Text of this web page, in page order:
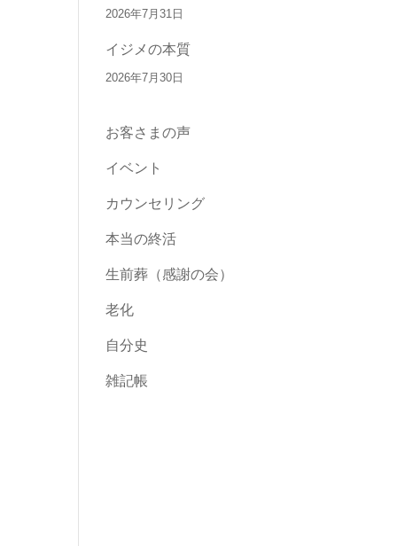
2026年7月31日
イジメの本質
2026年7月30日
お客さまの声
イベント
カウンセリング
本当の終活
生前葬（感謝の会）
老化
自分史
雑記帳